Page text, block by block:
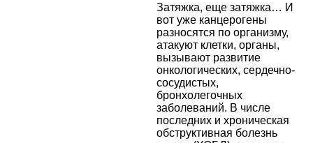
Затяжка, еще затяжка… И
вот уже канцерогены
разносятся по организму,
атакуют клетки, органы,
вызывают развитие
онкологических, сердечно-
сосудистых,
бронхолегочных
заболеваний. В числе
последних и хроническая
обструктивная болезнь